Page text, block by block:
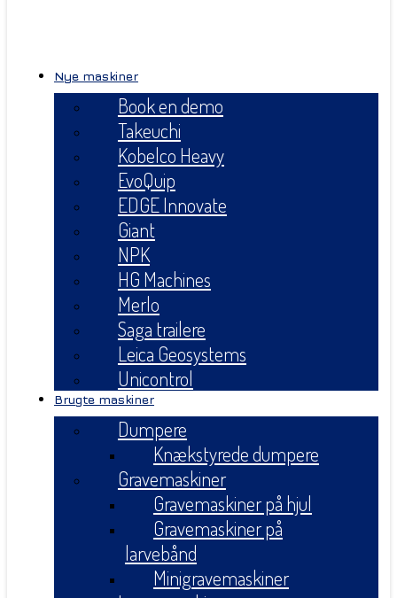
Nye maskiner
Book en demo
Takeuchi
Kobelco Heavy
EvoQuip
EDGE Innovate
Giant
NPK
HG Machines
Merlo
Saga trailere
Leica Geosystems
Unicontrol
Brugte maskiner
Dumpere
Knækstyrede dumpere
Gravemaskiner
Gravemaskiner på hjul
Gravemaskiner på
larvebånd
Minigravemaskiner